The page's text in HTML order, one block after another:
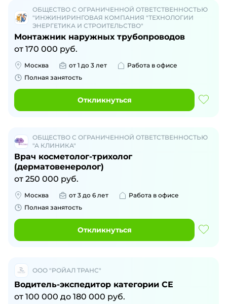
ОБЩЕСТВО С ОГРАНИЧЕННОЙ ОТВЕТСТВЕННОСТЬЮ
"ИНЖИНИРИНГОВАЯ КОМПАНИЯ "ТЕХНОЛОГИИ
ЭНЕРГЕТИКА И СТРОИТЕЛЬСТВО"
Монтажник наружных трубопроводов
от 170 000 руб.
Москва от 1 до 3 лет
Работа в офисе
Полная занятость
Откликнуться
ОБЩЕСТВО С ОГРАНИЧЕННОЙ ОТВЕТСТВЕННОСТЬЮ
"А КЛИНИКА"
Врач косметолог-трихолог
(дерматовенеролог)
от 250 000 руб.
Москва от 3 до 6 лет
Работа в офисе
Полная занятость
Откликнуться
ООО "РОЙАЛ ТРАНС"
Водитель-экспедитор категории CE
от 100 000 до 180 000 руб.